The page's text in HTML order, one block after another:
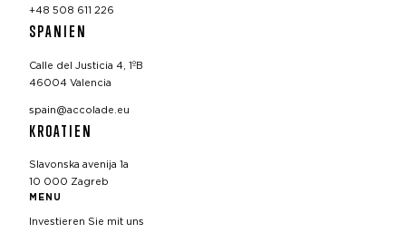
+48 508 611 226
SPANIEN
Calle del Justicia 4, 1ºB
46004 Valencia
spain@accolade.eu
KROATIEN
Slavonska avenija 1a
10 000 Zagreb
MENU
Investieren Sie mit uns